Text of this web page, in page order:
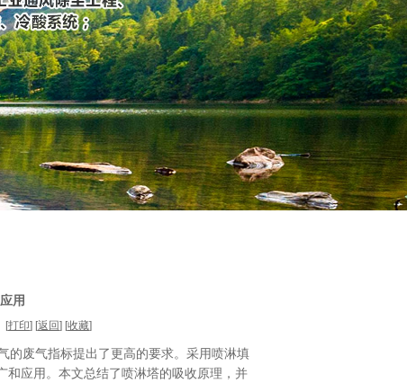
用
[打印] [返回] [收藏]
废气指标提出了更高的要求。采用喷淋填
和应用。本文总结了喷淋塔的吸收原理，并